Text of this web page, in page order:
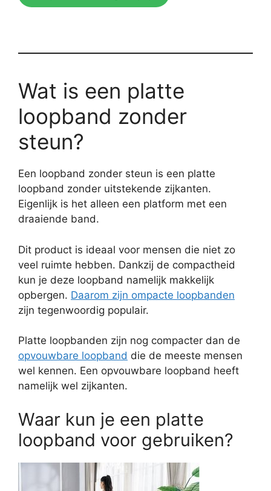
Wat is een platte
loopband zonder
steun?
Een loopband zonder steun is een platte
loopband zonder uitstekende zijkanten.
Eigenlijk is het alleen een platform met een
draaiende band.
Dit product is ideaal voor mensen die niet zo
veel ruimte hebben. Dankzij de compactheid
kun je deze loopband namelijk makkelijk
opbergen. Daarom zijn ompacte loopbanden
zijn tegenwoordig populair.
Platte loopbanden zijn nog compacter dan de
opvouwbare loopband die de meeste mensen
wel kennen. Een opvouwbare loopband heeft
namelijk wel zijkanten.
Waar kun je een platte
loopband voor gebruiken?